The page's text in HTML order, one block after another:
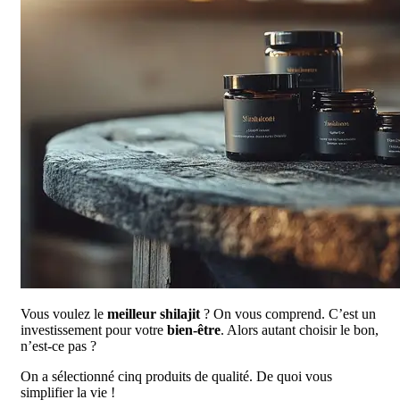
Vous voulez le meilleur shilajit ? On vous comprend. C’est un
investissement pour votre bien-être. Alors autant choisir le bon,
n’est-ce pas ?
On a sélectionné cinq produits de qualité. De quoi vous
simplifier la vie !